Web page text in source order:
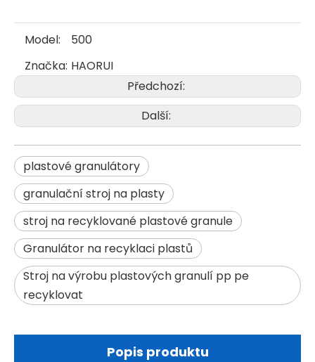
Model:
500
Značka: HAORUI
Předchozí:
Další:
plastové granulátory
granulační stroj na plasty
stroj na recyklované plastové granule
Granulátor na recyklaci plastů
Stroj na výrobu plastových granulí pp pe
recyklovat
Popis produktu